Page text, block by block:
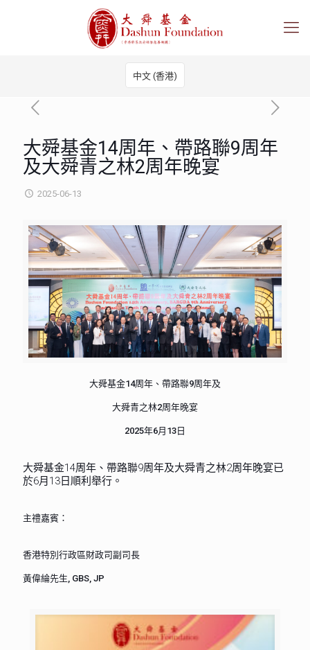
中文 (香港)
大舜基金14周年、帶路聯9周年
及大舜青之林2周年晚宴
2025-06-13
大舜基金14周年、帶路聯9周年及
大舜青之林2周年晚宴
2025年6月13日
大舜基金14周年、帶路聯9周年及大舜青之林2周年晚宴已
於6月13日順利舉行。
主禮嘉賓：
香港特別行政區財政司副司長
黃偉綸先生, GBS, JP